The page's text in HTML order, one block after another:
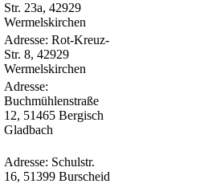
Str. 23a, 42929
Wermelskirchen
Adresse: Rot-Kreuz-
Str. 8, 42929
Wermelskirchen
Adresse:
Buchmühlenstraße
12, 51465 Bergisch
Gladbach
Adresse: Schulstr.
16, 51399 Burscheid